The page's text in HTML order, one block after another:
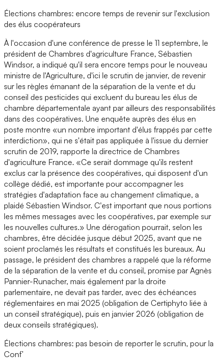
Élections chambres: encore temps de revenir sur l'exclusion
des élus coopérateurs
À l'occasion d'une conférence de presse le 11 septembre, le
président de Chambres d'agriculture France, Sébastien
Windsor, a indiqué qu'il sera encore temps pour le nouveau
ministre de l'Agriculture, d'ici le scrutin de janvier, de revenir
sur les règles émanant de la séparation de la vente et du
conseil des pesticides qui excluent du bureau les élus de
chambre départementale ayant par ailleurs des responsabilités
dans des coopératives. Une enquête auprès des élus en
poste montre «un nombre important d'élus frappés par cette
interdiction», qui ne s'était pas appliquée à l'issue du dernier
scrutin de 2019, rapporte la directrice de Chambres
d'agriculture France. «Ce serait dommage qu'ils restent
exclus car la présence des coopératives, qui disposent d'un
collège dédié, est importante pour accompagner les
stratégies d'adaptation face au changement climatique, a
plaidé Sébastien Windsor. C'est important que nous portions
les mêmes messages avec les coopératives, par exemple sur
les nouvelles cultures.» Une dérogation pourrait, selon les
chambres, être décidée jusque début 2025, avant que ne
soient proclamés les résultats et constitués les bureaux. Au
passage, le président des chambres a rappelé que la réforme
de la séparation de la vente et du conseil, promise par Agnès
Pannier-Runacher, mais également par la droite
parlementaire, ne devait pas tarder, avec des échéances
réglementaires en mai 2025 (obligation de Certiphyto liée à
un conseil stratégique), puis en janvier 2026 (obligation de
deux conseils stratégiques).
Élections chambres: pas besoin de reporter le scrutin, pour la
Conf’